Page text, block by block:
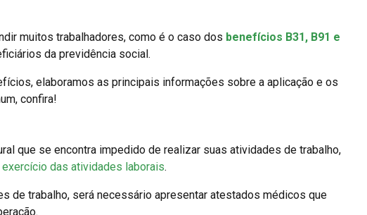
muitos trabalhadores, como é o caso dos benefícios B31, B91 e
da previdência social.
elaboramos as principais informações sobre a aplicação e os
confira!
que se encontra impedido de realizar suas atividades de trabalho,
das atividades laborais.
de trabalho, será necessário apresentar atestados médicos que